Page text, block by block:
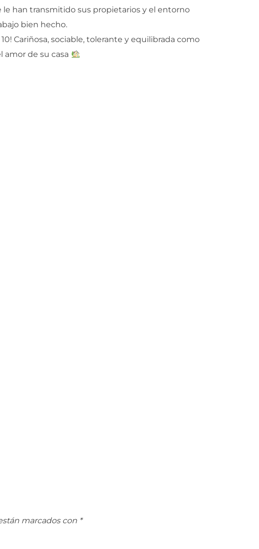
le han transmitido sus propietarios y el entorno
bien hecho.
Cariñosa, sociable, tolerante y equilibrada como
amor de su casa
marcados con *